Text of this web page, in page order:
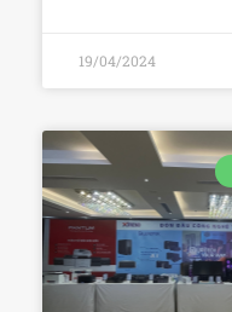
19/04/2024